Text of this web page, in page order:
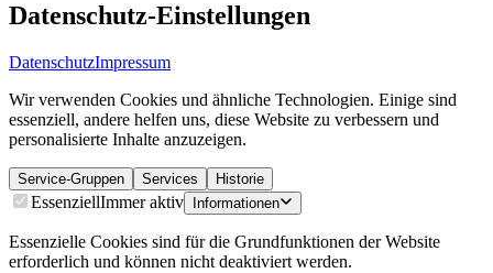
Datenschutz-Einstellungen
DatenschutzImpressum
Wir verwenden Cookies und ähnliche Technologien. Einige sind
essenziell, andere helfen uns, diese Website zu verbessern und
personalisierte Inhalte anzuzeigen.
Service-Gruppen Services Historie
EssenziellImmer aktiv Informationen
Essenzielle Cookies sind für die Grundfunktionen der Website
erforderlich und können nicht deaktiviert werden.